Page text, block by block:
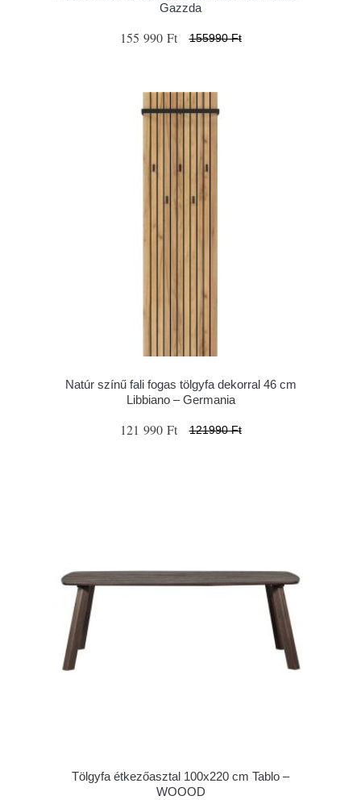
Gazzda
155 990 Ft 155990 Ft
Natúr színű fali fogas tölgyfa dekorral 46 cm
Libbiano – Germania
121 990 Ft 121990 Ft
Tölgyfa étkezőasztal 100x220 cm Tablo –
WOOOD